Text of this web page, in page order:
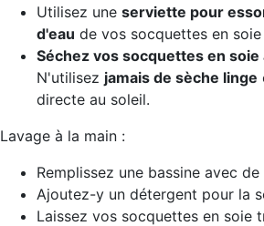
Utilisez une serviette pour
d'eau de vos socquettes en soie
Séchez vos socquettes en soie
N'utilisez jamais de sèche linge
directe au soleil.
Lavage à la main :
Remplissez une bassine avec
Ajoutez-y un détergent pour la
Laissez vos socquettes en soie